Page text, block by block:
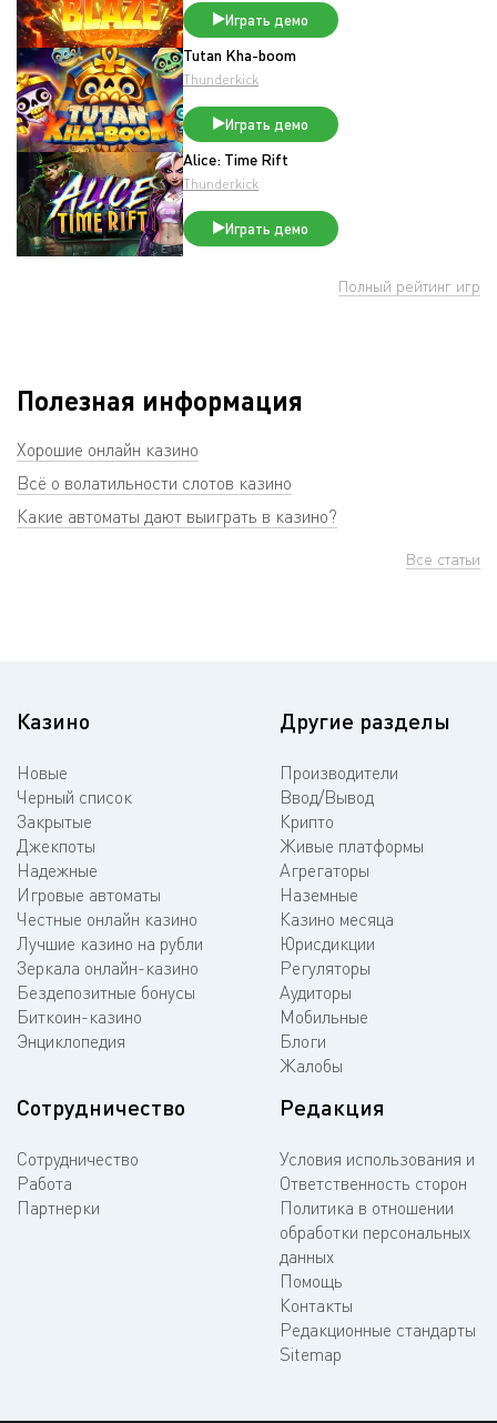
Играть демо
Tutan Kha-boom
Thunderkick
Играть демо
Alice: Time Rift
Thunderkick
Играть демо
Полный рейтинг игр
Полезная информация
Хорошие онлайн казино
Всё о волатильности слотов казино
Какие автоматы дают выиграть в казино?
Все статьи
Казино
Новые
Черный список
Закрытые
Джекпоты
Надежные
Игровые автоматы
Честные онлайн казино
Лучшие казино на рубли
Зеркала онлайн-казино
Бездепозитные бонусы
Биткоин-казино
Энциклопедия
Другие разделы
Производители
Ввод/Вывод
Крипто
Живые платформы
Агрегаторы
Наземные
Казино месяца
Юрисдикции
Регуляторы
Аудиторы
Мобильные
Блоги
Жалобы
Сотрудничество
Сотрудничество
Работа
Партнерки
Редакция
Условия использования и
Ответственность сторон
Политика в отношении
обработки персональных
данных
Помощь
Контакты
Редакционные стандарты
Sitemap